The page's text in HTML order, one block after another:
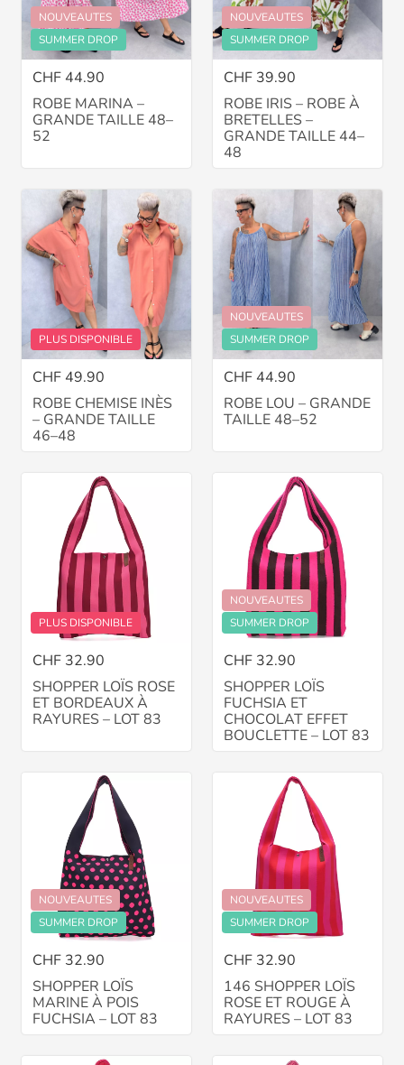
NOUVEAUTES
SUMMER DROP
CHF 44.90
ROBE MARINA –
GRANDE TAILLE 48–
52
NOUVEAUTES
SUMMER DROP
CHF 39.90
ROBE IRIS – ROBE À
BRETELLES –
GRANDE TAILLE 44–
48
PLUS DISPONIBLE
CHF 49.90
ROBE CHEMISE INÈS
– GRANDE TAILLE
46–48
NOUVEAUTES
SUMMER DROP
CHF 44.90
ROBE LOU – GRANDE
TAILLE 48–52
PLUS DISPONIBLE
CHF 32.90
SHOPPER LOÏS ROSE
ET BORDEAUX À
RAYURES – LOT 83
NOUVEAUTES
SUMMER DROP
CHF 32.90
SHOPPER LOÏS
FUCHSIA ET
CHOCOLAT EFFET
BOUCLETTE – LOT 83
NOUVEAUTES
SUMMER DROP
CHF 32.90
SHOPPER LOÏS
MARINE À POIS
FUCHSIA – LOT 83
NOUVEAUTES
SUMMER DROP
CHF 32.90
146 SHOPPER LOÏS
ROSE ET ROUGE À
RAYURES – LOT 83